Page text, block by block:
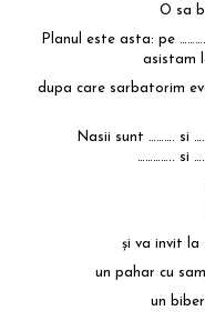
O sa
Planul este asta: pe
asistam
dupa care sarbatorim
Nasii sunt ………. si
………….. si
şi va invit la
un pahar cu
un